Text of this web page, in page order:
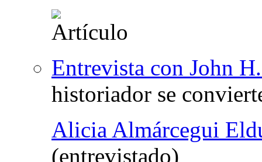
Entrevista con John
historiador se
Alicia Almárcegui
(entrevistado)